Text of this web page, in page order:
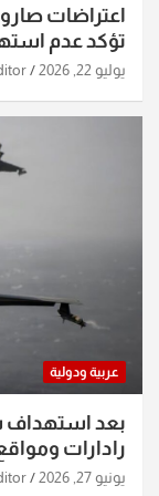
اعتراضات
تؤكد عدم
يوليو 22, 2026
عربية ودولية
بعد استهداف
رادارات
الساعات
يونيو 27, 2026